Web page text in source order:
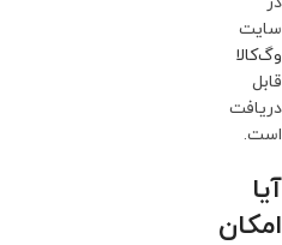
سایت
وگ‌کالا
قابل
دریافت
است.
آیا
امکان